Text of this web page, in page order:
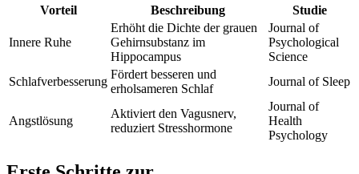
Vorteil Beschreibung Studie
Innere Ruhe
Erhöht die Dichte der grauen
Gehirnsubstanz im
Hippocampus
Journal of
Psychological
Science
Schlafverbesserung
Fördert besseren und
erholsameren Schlaf
Journal of Sleep
Angstlösung
Aktiviert den Vagusnerv,
reduziert Stresshormone
Journal of
Health
Psychology